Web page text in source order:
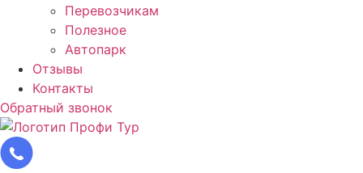
Перевозчикам
Полезное
Автопарк
Отзывы
Контакты
Обратный звонок